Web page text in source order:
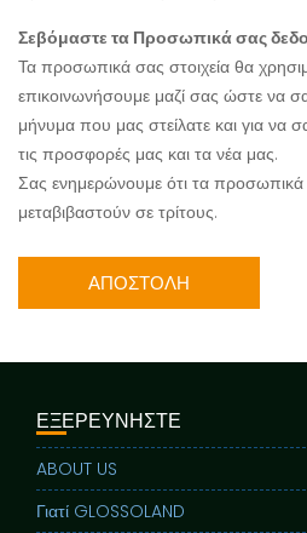
Σεβόμαστε τα Προσωπικά σας
Τα προσωπικά σας στοιχεία θα
επικοινωνήσουμε μαζί σας ώστε να
μήνυμα που μας στείλατε και για να
τις προσφορές μας και τα νέα μας.
Σας ενημερώνουμε ότι τα
μεταβιβαστούν σε τρίτους.
ΕΞΕΡΕΥΝΗΣΤΕ
ABOUT US
Γιατί GLOSSOLAND